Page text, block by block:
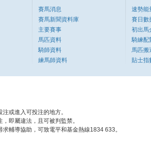
賽馬消息
賽馬新聞資料庫
主要賽事
馬匹資料
騎師資料
練馬師資料
速勢能
賽日數
初出馬
騎練配
馬匹搬
貼士指
或進入可投注的地方。
即屬違法，且可被判監禁。
輔導協助，可致電平和基金熱線1834 633。